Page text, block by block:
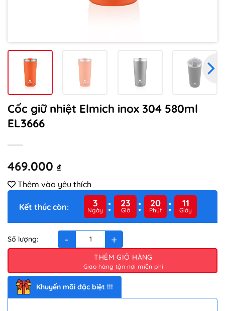
Cốc giữ nhiệt Elmich inox 304 580ml
EL3666
469.000 ₫
Kết thúc còn: 3
Ngày
23
Giờ
20
Phút
11
Giây
Cốc giữ nhiệt Elmich inox 304 580ml EL3666 số lượng
THÊM GIỎ HÀNG
Khuyến mãi đặc biệt !!!
Thêm vào yêu thích